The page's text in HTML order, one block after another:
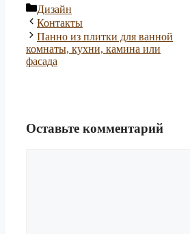
Рубрики
Дизайн
Контакты
Панно из плитки для ванной
комнаты, кухни, камина или
фасада
Оставьте комментарий